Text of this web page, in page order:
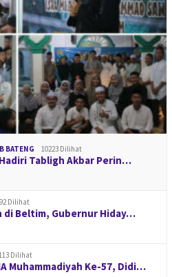
BATENG 10223 Dilihat
Tabligh Akbar Perin…
Dilihat
di Beltim, Gubernur Hiday…
Dilihat
Muhammadiyah Ke-57, Didi…